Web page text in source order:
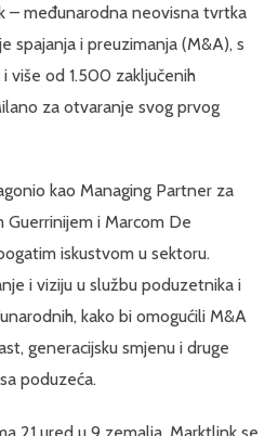
– međunarodna neovisna tvrtka
spajanja i preuzimanja (M&A), s
više od 1.500 zaključenih
za otvaranje svog prvog
kao Managing Partner za
Guerrinijem i Marcom De
iskustvom u sektoru.
i viziju u službu poduzetnika i
kako bi omogućili M&A
generacijsku smjenu i druge
poduzeća.
21 ured u 9 zemalja. Marktlink se